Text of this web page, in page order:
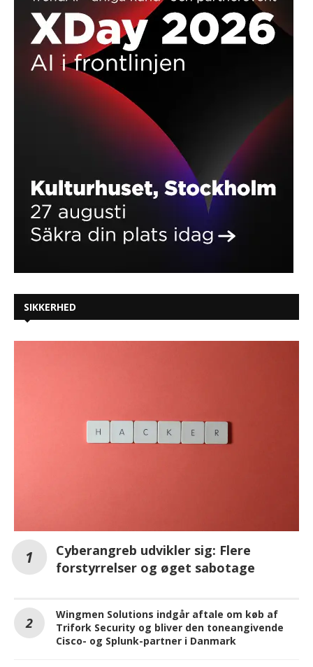
SIKKERHED
Cyberangreb udvikler sig: Flere
forstyrrelser og øget sabotage
Wingmen Solutions indgår aftale om køb af
Trifork Security og bliver den toneangivende
Cisco- og Splunk-partner i Danmark